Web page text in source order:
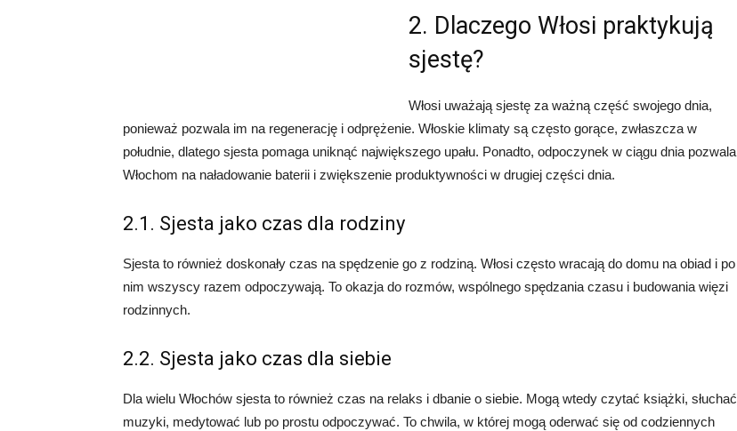
2. Dlaczego Włosi praktykują
sjestę?
Włosi uważają sjestę za ważną część swojego dnia,
ponieważ pozwala im na regenerację i odprężenie. Włoskie klimaty są często gorące, zwłaszcza w
południe, dlatego sjesta pomaga uniknąć największego upału. Ponadto, odpoczynek w ciągu dnia pozwala
Włochom na naładowanie baterii i zwiększenie produktywności w drugiej części dnia.
2.1. Sjesta jako czas dla rodziny
Sjesta to również doskonały czas na spędzenie go z rodziną. Włosi często wracają do domu na obiad i po
nim wszyscy razem odpoczywają. To okazja do rozmów, wspólnego spędzania czasu i budowania więzi
rodzinnych.
2.2. Sjesta jako czas dla siebie
Dla wielu Włochów sjesta to również czas na relaks i dbanie o siebie. Mogą wtedy czytać książki, słuchać
muzyki, medytować lub po prostu odpoczywać. To chwila, w której mogą oderwać się od codziennych